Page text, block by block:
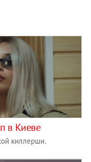
в Киеве
киллерши.